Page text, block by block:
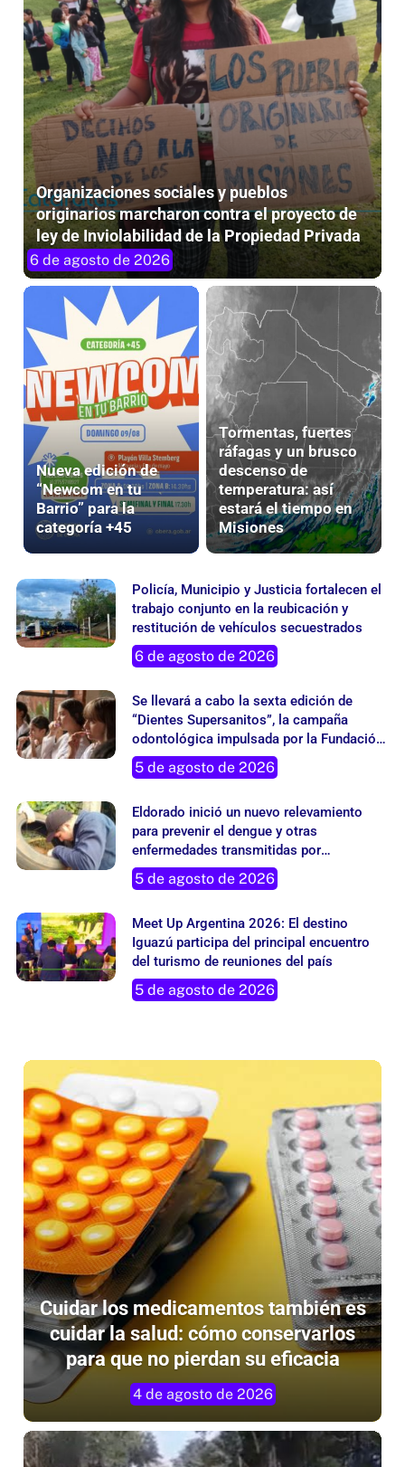
Organizaciones sociales y pueblos
originarios marcharon contra el proyecto de
ley de Inviolabilidad de la Propiedad Privada
6 de agosto de 2026
Nueva edición de
“Newcom en tu
Barrio” para la
categoría +45
Tormentas, fuertes
ráfagas y un brusco
descenso de
temperatura: así
estará el tiempo en
Misiones
Policía, Municipio y Justicia fortalecen el
trabajo conjunto en la reubicación y
restitución de vehículos secuestrados
6 de agosto de 2026
Se llevará a cabo la sexta edición de
“Dientes Supersanitos”, la campaña
odontológica impulsada por la Fundación
Grupo London Supply
5 de agosto de 2026
Eldorado inició un nuevo relevamiento
para prevenir el dengue y otras
enfermedades transmitidas por
mosquitos
5 de agosto de 2026
Meet Up Argentina 2026: El destino
Iguazú participa del principal encuentro
del turismo de reuniones del país
5 de agosto de 2026
Cuidar los medicamentos también es
cuidar la salud: cómo conservarlos
para que no pierdan su eficacia
4 de agosto de 2026